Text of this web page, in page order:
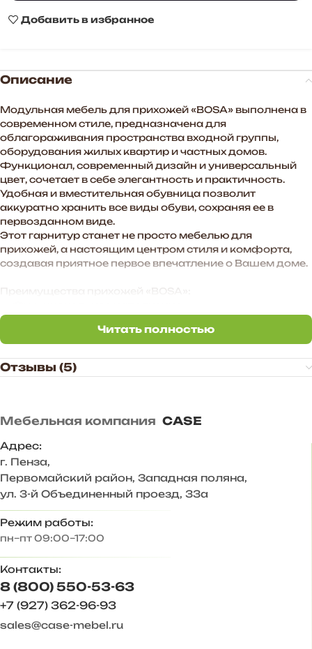
Добавить в избранное
Описание
Модульная мебель для прихожей «BOSA» выполнена в
современном стиле, предназначена для
облагораживания пространства входной группы,
оборудования жилых квартир и частных домов.
Функционал, современный дизайн и универсальный
цвет, сочетает в себе элегантность и практичность.
Удобная и вместительная обувница позволит
аккуратно хранить все виды обуви, сохраняя ее в
первозданном виде.
Этот гарнитур станет не просто мебелью для
прихожей, а настоящим центром стиля и комфорта,
создавая приятное первое впечатление о Вашем доме.
— Произвольное расположение модулей. Также есть
возможность дополнить комплект новыми модулями в
высоту и ширину.
— Универсальное цветовое сочетание подходит для
большинства интерьеров.
Фасад ЛДСП Белый
Задняя стенка – ХДФ 3 мм
Размер комплекта, мм: 1800х2183х444
Состав комплекта/размер, мм:
Пенал/ 400х2183х444
Шкаф 2-х ств./ 800х2183х444
Обувница/ 600х865х370
Антресоль 600/ 600х340х444
Зеркало/600х978х21
Ответы на частые вопросы:
— Антресоли крепятся к стене на уголок мебельный с
декоративной крышкой. Комплектуются обычными
петлями (петли с доводчиками будут только мешать),
Читать полностью
Читать полностью
Отзывы (5)
Мебельная компания CASE
Адрес:
г. Пенза,
Первомайский район, Западная поляна,
ул. 3-й Объединенный проезд, 33а
Режим работы:
пн–пт 09:00–17:00
Контакты:
8 (800) 550-53-63
+7 (927) 362-96-93
sales@case-mebel.ru